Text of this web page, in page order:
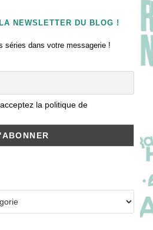
NEWSLETTER DU BLOG !
séries dans votre messagerie !
la politique de